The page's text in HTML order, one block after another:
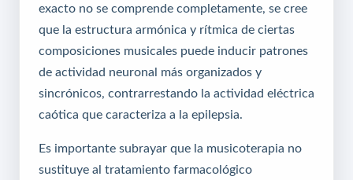
exacto no se comprende completamente, se cree
que la estructura armónica y rítmica de ciertas
composiciones musicales puede inducir patrones
de actividad neuronal más organizados y
sincrónicos, contrarrestando la actividad eléctrica
caótica que caracteriza a la epilepsia.
Es importante subrayar que la musicoterapia no
sustituye al tratamiento farmacológico